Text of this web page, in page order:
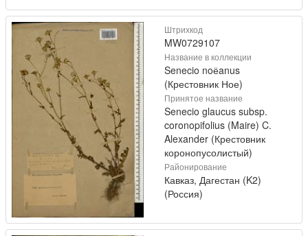
Штрихкод
MW0729107
Название в коллекции
Senecio noёanus
(Крестовник Ное)
Принятое название
Senecio glaucus subsp.
coronopifolius (Maire) C.
Alexander (Крестовник
коронопусолистый)
Районирование
Кавказ, Дагестан (K2)
(Россия)